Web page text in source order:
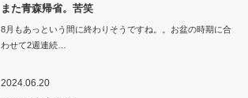
また青森帰省。苦笑
8月もあっという間に終わりそうですね。。お盆の時期に合
わせて2週連続…
2024.06.20